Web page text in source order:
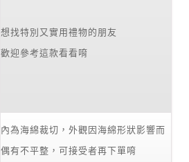
想找特別又實用禮物的朋友
歡迎參考這款看看唷
內為海綿裁切，外觀因海綿形狀影響而
偶有不平整，可接受者再下單唷